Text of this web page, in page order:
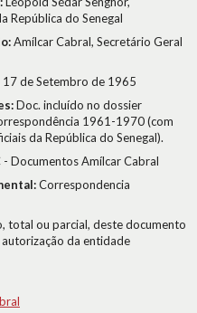
República do Senegal
Amílcar Cabral, Secretário Geral
17 de Setembro de 1965
Doc. incluído no dossier
1961-1970 (com
da República do Senegal).
- Documentos Amílcar Cabral
Correspondencia
total ou parcial, deste documento
da entidade